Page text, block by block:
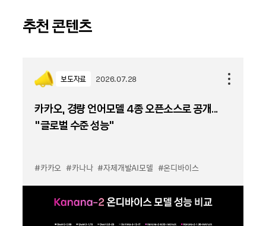
추천 콘텐츠
보도자료 2026.07.28
카카오, 경량 언어모델 4종 오픈소스로 공개...
“글로벌 수준 성능”
#카카오 #카나나 #자체개발AI모델 #온디바이스